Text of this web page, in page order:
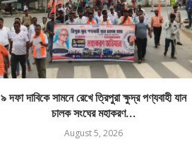
৯ দফা দাবিকে সামনে রেখে ত্রিপুরা ক্ষুদ্র পণ্যবাহী যান
চালক সংঘের মহাকরণ...
August 5, 2026